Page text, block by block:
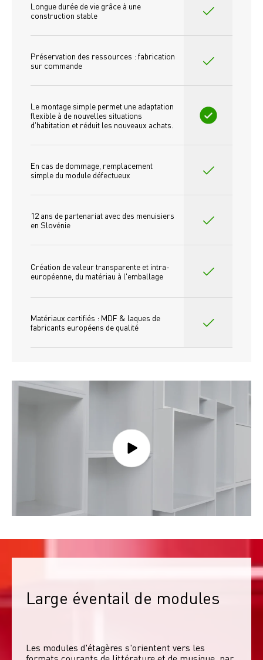
Longue durée de vie grâce à une
construction stable
Préservation des ressources : fabrication
sur commande
Le montage simple permet une adaptation
flexible à de nouvelles situations
d'habitation et réduit les nouveaux achats.
En cas de dommage, remplacement
simple du module défectueux
12 ans de partenariat avec des menuisiers
en Slovénie
Création de valeur transparente et intra-
européenne, du matériau à l'emballage
Matériaux certifiés : MDF & laques de
fabricants européens de qualité
Large éventail de modules
Les modules d'étagères s'orientent vers les